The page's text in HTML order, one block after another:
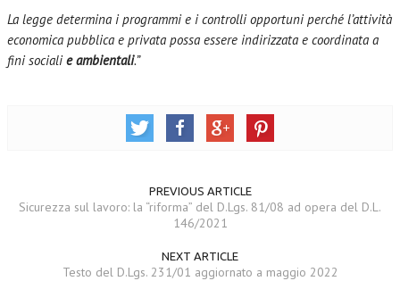
La legge determina i programmi e i controlli opportuni perché l’attività
economica pubblica e privata possa essere indirizzata e coordinata a
fini socialie ambientali.”
PREVIOUS ARTICLE
Sicurezza sul lavoro: la “riforma” del D.Lgs. 81/08 ad opera del D.L.
146/2021
NEXT ARTICLE
Testo del D.Lgs. 231/01 aggiornato a maggio 2022